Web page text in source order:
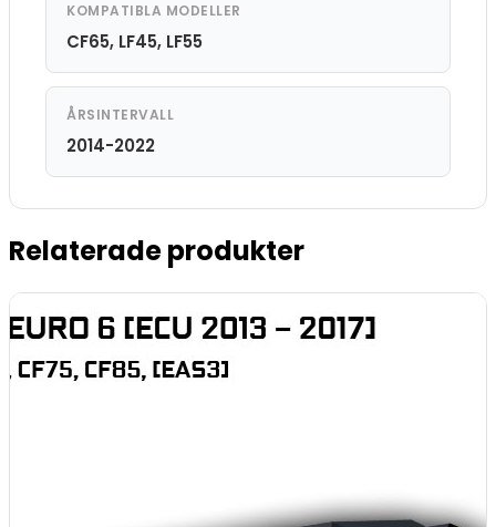
KOMPATIBLA MODELLER
CF65, LF45, LF55
ÅRSINTERVALL
2014-2022
Relaterade produkter